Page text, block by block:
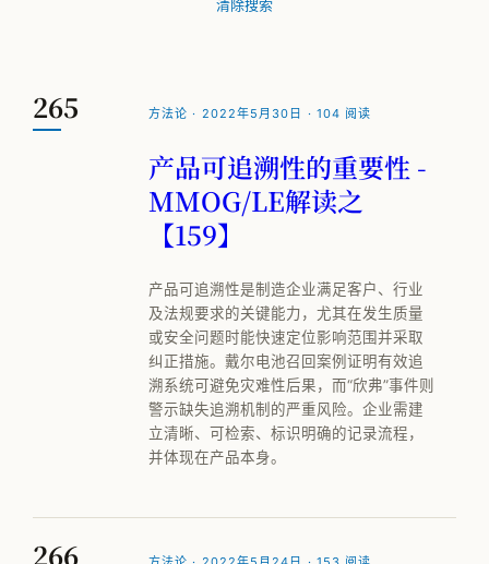
VOM-MLS
物流咨询公司怎么选
清除搜索
265 方法论 · 2022年5月30日 · 104 阅读
产品可追溯性的重要性 -
MMOG/LE解读之
【159】
产品可追溯性是制造企业满足客户、行业
及法规要求的关键能力，尤其在发生质量
或安全问题时能快速定位影响范围并采取
纠正措施。戴尔电池召回案例证明有效追
溯系统可避免灾难性后果，而“欣弗”事件则
警示缺失追溯机制的严重风险。企业需建
立清晰、可检索、标识明确的记录流程，
并体现在产品本身。
266